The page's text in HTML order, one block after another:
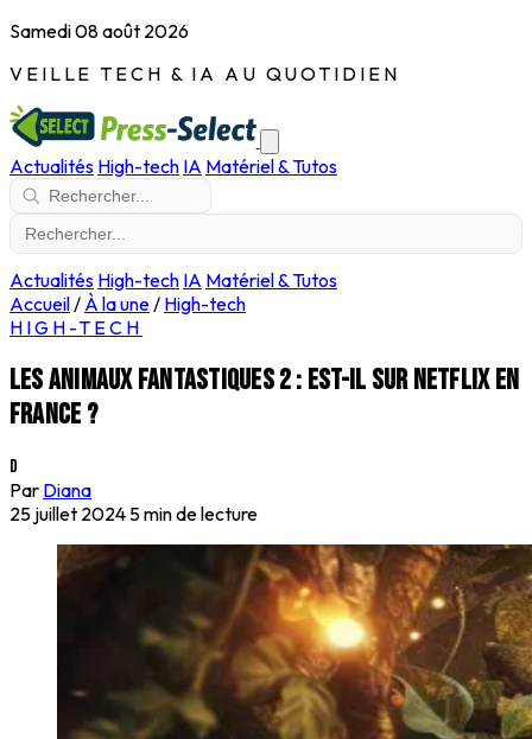
Samedi 08 août 2026
VEILLE TECH & IA AU QUOTIDIEN
Actualités High-tech IA Matériel & Tutos
Actualités High-tech IA Matériel & Tutos
Accueil/ À la une/ High-tech
HIGH-TECH
Les animaux fantastiques 2 : est-il sur Netflix en
France ?
D
Par Diana
25 juillet 2024 5 min de lecture